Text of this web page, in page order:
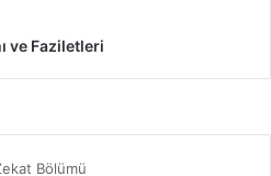
ve Faziletleri